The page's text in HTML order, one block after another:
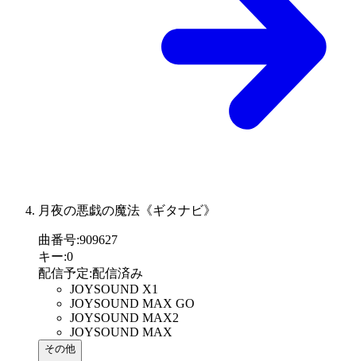
月夜の悪戯の魔法《ギタナビ》
曲番号:909627
キー:0
配信予定:配信済み
JOYSOUND X1
JOYSOUND MAX GO
JOYSOUND MAX2
JOYSOUND MAX
その他